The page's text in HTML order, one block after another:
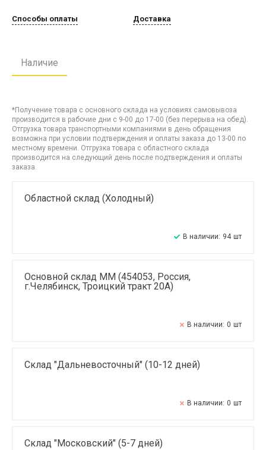
Способы оплаты Доставка
Наличие
*Получение товара с основного склада на условиях самовывоза
производится в рабочие дни с 9-00 до 17-00 (без перерыва на обед).
Отгрузка товара транспортными компаниями в день обращения
возможна при условии подтверждения и оплаты заказа до 13-00 по
местному времени. Отгрузка товара с областного склада
производится на следующий день после подтверждения и оплаты
заказа.
Областной склад (Холодный)
В наличии: 94 шт
Основной склад ММ (454053, Россия,
г.Челябинск, Троицкий тракт 20А)
В наличии: 0 шт
Склад "Дальневосточный" (10-12 дней)
В наличии: 0 шт
Склад "Московский" (5-7 дней)